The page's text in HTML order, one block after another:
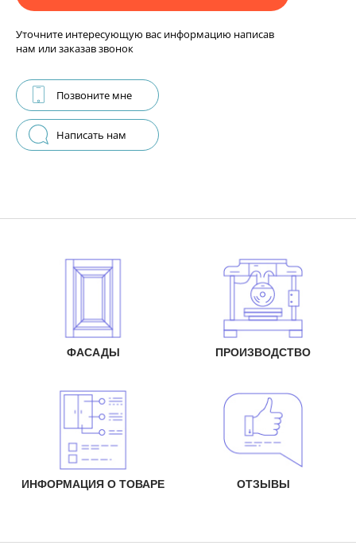
Уточните интересующую вас информацию написав
нам или заказав звонок
Позвоните мне
Написать нам
ФАСАДЫ ПРОИЗВОДСТВО
ИНФОРМАЦИЯ О ТОВАРЕ ОТЗЫВЫ